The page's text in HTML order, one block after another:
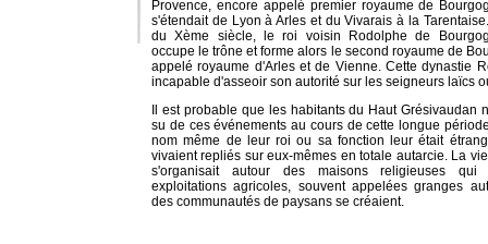
Provence, encore appelé premier royaume de
s'étendait de Lyon à Arles et du Vivarais à la
du Xème siècle, le roi voisin Rodolphe de
occupe le trône et forme alors le second royaume de
appelé royaume d'Arles et de Vienne. Cette dynastie
incapable d'asseoir son autorité sur les seigneurs laïcs
Il est probable que les habitants du Haut Grésivaudan
su de ces événements au cours de cette longue
nom même de leur roi ou sa fonction leur était
vivaient repliés sur eux-mêmes en totale autarcie. La
s'organisait autour des maisons religieuses qui
exploitations agricoles, souvent appelées granges
des communautés de paysans se créaient.